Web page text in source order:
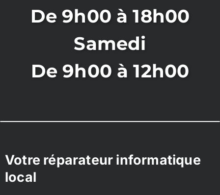
De 9h00 à 18h00
Samedi
De 9h00 à 12h00
Votre réparateur informatique
local